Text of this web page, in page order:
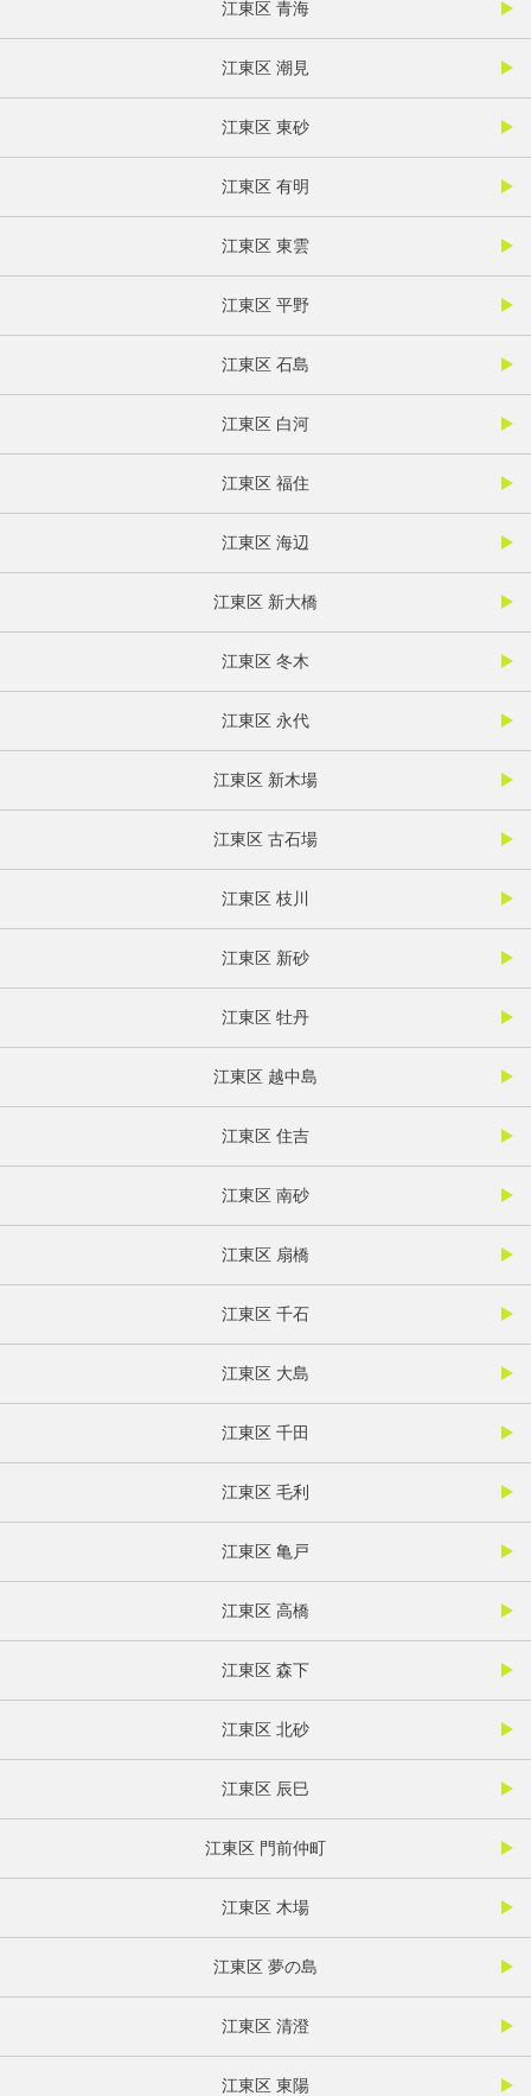
江東区 青海
江東区 潮見
江東区 東砂
江東区 有明
江東区 東雲
江東区 平野
江東区 石島
江東区 白河
江東区 福住
江東区 海辺
江東区 新大橋
江東区 冬木
江東区 永代
江東区 新木場
江東区 古石場
江東区 枝川
江東区 新砂
江東区 牡丹
江東区 越中島
江東区 住吉
江東区 南砂
江東区 扇橋
江東区 千石
江東区 大島
江東区 千田
江東区 毛利
江東区 亀戸
江東区 高橋
江東区 森下
江東区 北砂
江東区 辰巳
江東区 門前仲町
江東区 木場
江東区 夢の島
江東区 清澄
江東区 東陽